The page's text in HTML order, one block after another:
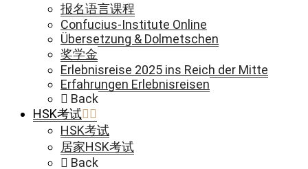
报名语言课程
Confucius-Institute Online
Übersetzung & Dolmetschen
奖学金
Erlebnisreise 2025 ins Reich der Mitte
Erfahrungen Erlebnisreisen
Back
HSK考试
HSK考试
居家HSK考试
Back